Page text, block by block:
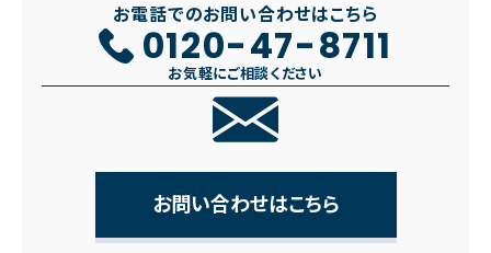
お電話でのお問い合わせはこちら
0120-47-8711
お気軽にご相談ください
お問い合わせはこちら